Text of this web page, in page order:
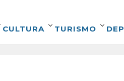
CULTURA TURISMO